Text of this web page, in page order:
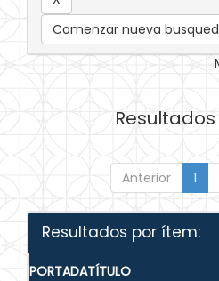
Comenzar nueva
Resultados
Anterior 1
Resultados por ítem:
PORTADATÍTULO